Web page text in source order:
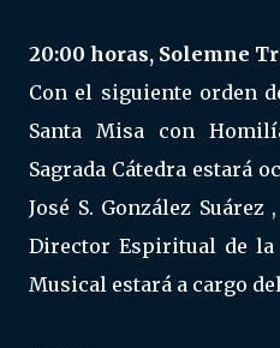
20:00 horas, Solemne
Con el siguiente orden
Santa Misa con
Sagrada Cátedra estará
José S. González
Director Espiritual de la
Musical estará a cargo